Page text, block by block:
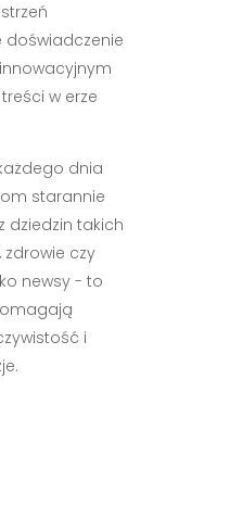
doświadczenie
w erze
dnia
starannie
dziedzin takich
zdrowie czy
newsy - to
i